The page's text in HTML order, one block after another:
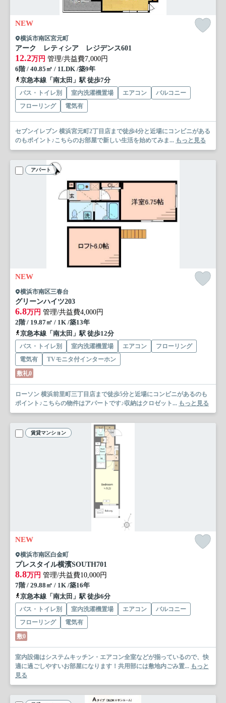
NEW
横浜市南区宮元町
アーク レティシア レジデンス601
12.2万円 管理/共益費7,000円
6階 / 40.85㎡ / 1LDK /築9年
京急本線「南太田」駅 徒歩7分
バス・トイレ別 室内洗濯機置場 エアコン
バルコニー
フローリング
電気有
セブンイレブン 横浜宮元町2丁目店まで徒歩4分と近場にコンビニがある
のもポイント♪こちらのお部屋で新しい生活を始めてみま... もっと見る
アパート
NEW
横浜市南区三春台
グリーンハイツ203
6.8万円 管理/共益費4,000円
2階 / 19.87㎡ / 1K /築13年
京急本線「南太田」駅 徒歩12分
バス・トイレ別 室内洗濯機置場 エアコン
フローリング
電気有
TVモニタ付インターホン
敷礼0
ローソン 横浜前里町三丁目店まで徒歩5分と近場にコンビニがあるのも
ポイント♪こちらの物件はアパートです♪収納はクロゼット... もっと見る
賃貸マンション
NEW
横浜市南区白金町
プレスタイル横濱SOUTH701
8.8万円 管理/共益費10,000円
7階 / 29.88㎡ / 1K /築16年
京急本線「南太田」駅 徒歩6分
バス・トイレ別 室内洗濯機置場 エアコン
バルコニー
フローリング
電気有
敷0
室内設備はシステムキッチン・エアコン全室などが揃っているので、快
適に過ごしやすいお部屋になります！共用部には敷地内ごみ置... もっと
見る